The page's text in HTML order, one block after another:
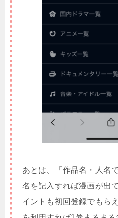
あとは、「作品名・人名
名を記入すれば漫画が出
イントも初回登録でもら